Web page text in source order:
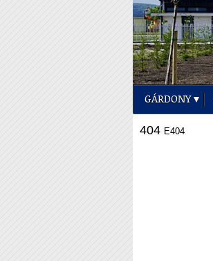
GÁRDONY
404 E404